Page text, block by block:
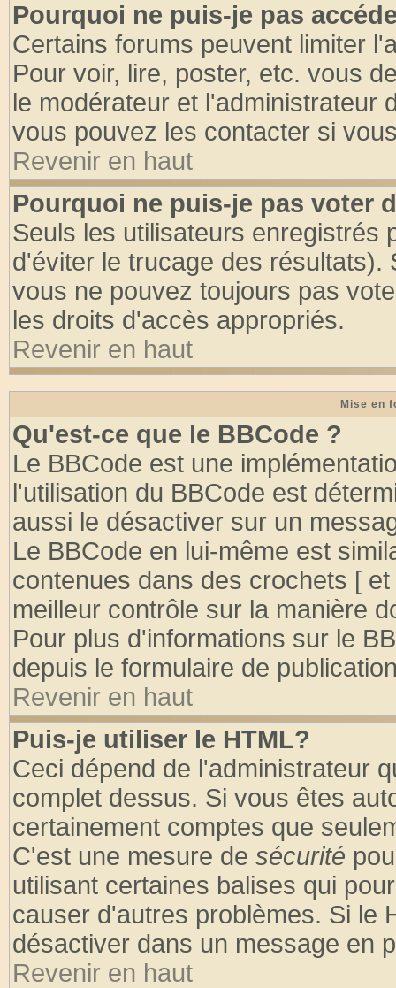
Pourquoi ne puis-je pas
Certains forums peuvent limiter
Pour voir, lire, poster, etc. vous
le modérateur et l'administrateur
vous pouvez les contacter si
Revenir en haut
Pourquoi ne puis-je pas voter
Seuls les utilisateurs enregistrés
d'éviter le trucage des
vous ne pouvez toujours pas
les droits d'accès appropriés.
Revenir en haut
Mise en
Qu'est-ce que le BBCode ?
Le BBCode est une
l'utilisation du BBCode est
aussi le désactiver sur un
Le BBCode en lui-même est
contenues dans des crochets [
meilleur contrôle sur la manière
Pour plus d'informations sur le
depuis le formulaire de
Revenir en haut
Puis-je utiliser le HTML?
Ceci dépend de l'administrateur
complet dessus. Si vous êtes
certainement comptes que
C'est une mesure de sécurité
utilisant certaines balises qui
causer d'autres problèmes. Si le
désactiver dans un message en
Revenir en haut